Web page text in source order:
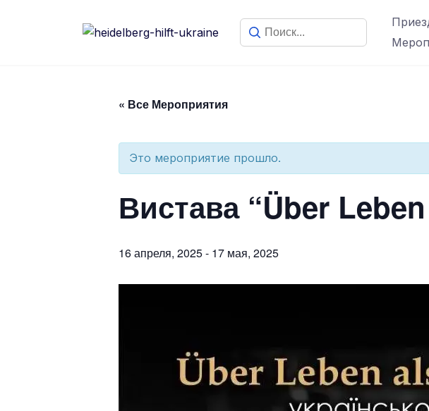
« Все Мероприятия
Это мероприятие прошло.
Вистава “Über
16 апреля, 2025- 17 мая, 2025